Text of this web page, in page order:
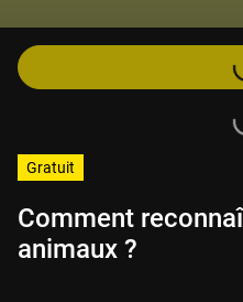
Gratuit
Comment
animaux ?